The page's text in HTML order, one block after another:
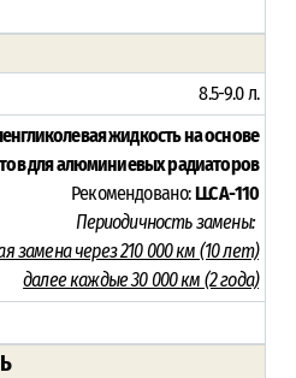
8.5-9.0 л.
жидкость на основе
для алюминиевых радиаторов
Рекомендовано:LLC A-110
Периодичность замены:
замена через 210 000 км (10 лет)
далее каждые 30 000 км (2 года)